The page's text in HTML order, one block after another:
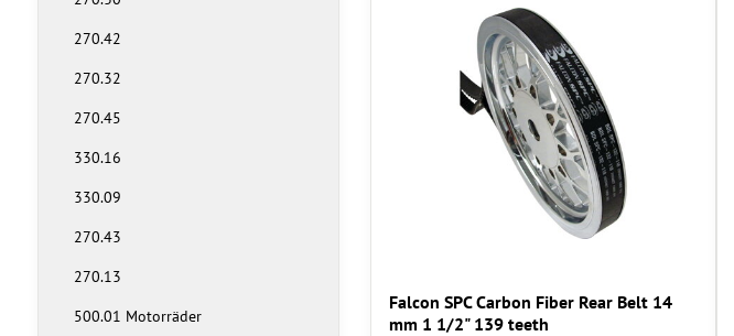
Falcon SPC Carbon Fiber Rear Belt 14
mm 1 1/2" 139 teeth
270.42
270.32
270.45
330.16
330.09
270.43
270.13
500.01 Motorräder